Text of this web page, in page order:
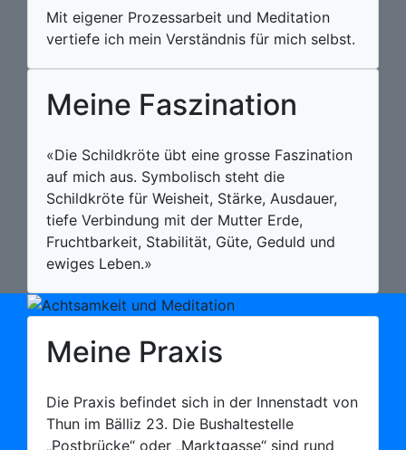
Mit eigener Prozessarbeit und Meditation
vertiefe ich mein Verständnis für mich selbst.
Meine Faszination
«Die Schildkröte übt eine grosse Faszination
auf mich aus. Symbolisch steht die
Schildkröte für Weisheit, Stärke, Ausdauer,
tiefe Verbindung mit der Mutter Erde,
Fruchtbarkeit, Stabilität, Güte, Geduld und
ewiges Leben.»
Meine Praxis
Die Praxis befindet sich in der Innenstadt von
Thun im Bälliz 23. Die Bushaltestelle
„Postbrücke“ oder „Marktgasse“ sind rund